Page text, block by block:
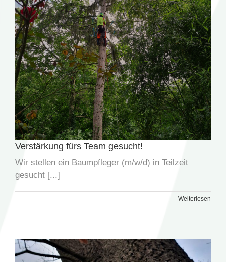
Verstärkung fürs Team gesucht!
Wir stellen ein Baumpfleger (m/w/d) in Teilzeit
gesucht [...]
Weiterlesen